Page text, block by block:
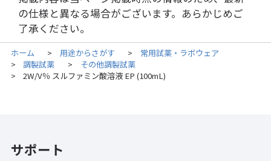
の仕様と異なる場合がございます。あらかじめご
了承ください。
ホーム > 用途からさがす > 常用試薬・ラボウェア
> 調製試薬 > その他調製試薬
> 2W/V％ スルファミン酸溶液 EP (100mL)
サポート